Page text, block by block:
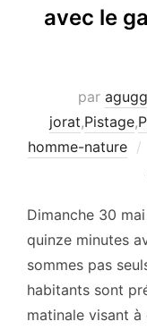
avec le
par
jorat,Pistage,
homme-nature
Dimanche 30
quinze minutes
sommes pas
habitants sont
matinale visant